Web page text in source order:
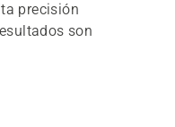
precisión
son